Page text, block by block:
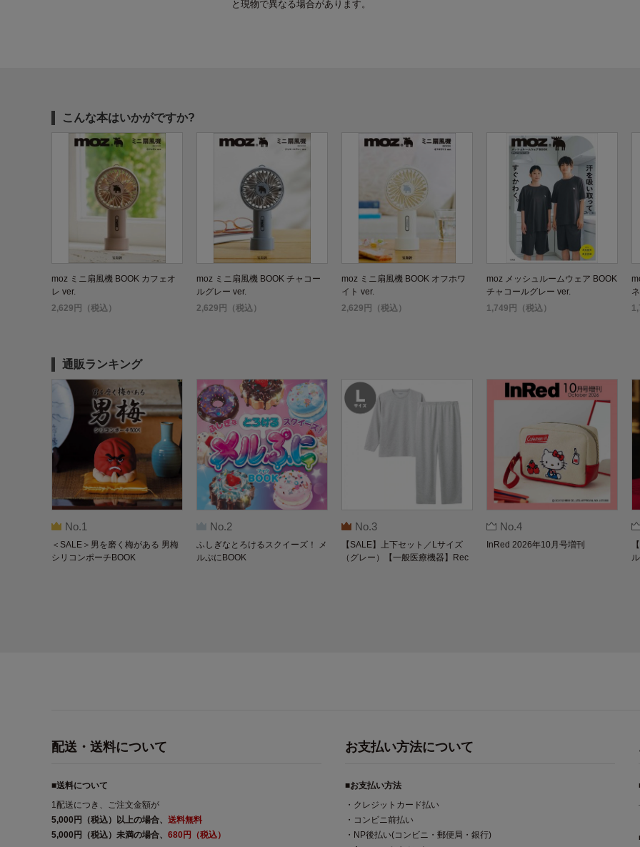
と現物で異なる場合があります。
こんな本はいかがですか?
moz ミニ扇風機 BOOK カフェオ
レ ver.
2,629円（税込）
moz ミニ扇風機 BOOK チャコー
ルグレー ver.
2,629円（税込）
moz ミニ扇風機 BOOK オフホワ
イト ver.
2,629円（税込）
moz メッシュルームウェア BOOK
チャコールグレー ver.
1,749円（税込）
通販ランキング
No.1
＜SALE＞男を磨く梅がある 男梅
シリコンポーチBOOK
No.2
ふしぎなとろけるスクイーズ！ メ
ルぷにBOOK
No.3
【SALE】上下セット／Lサイズ
（グレー）【一般医療機器】Rec
No.4
InRed 2026年10月号増刊
配送・送料について
■送料について
1配送につき、ご注文金額が
5,000円（税込）以上の場合、 送料無料
5,000円（税込）未満の場合、 680円（税込）
お支払い方法について
■お支払い方法
・クレジットカード払い
・コンビニ前払い
・NP後払い(コンビニ・郵便局・銀行)